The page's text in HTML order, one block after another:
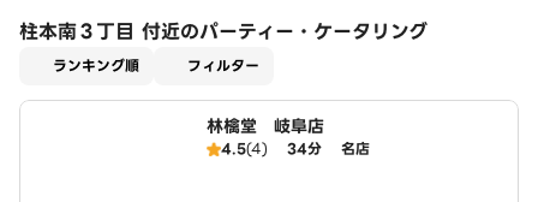
柱本南３丁目 付近のパーティー・ケータリング
ランキング順 フィルター
林檎堂 岐阜店
4.5(4) 34分 名店